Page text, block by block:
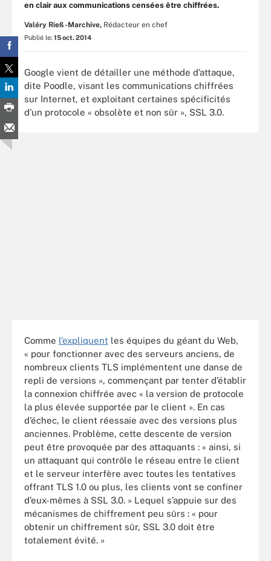
en clair aux communications censées être chiffrées.
Valéry Rieß-Marchive, Rédacteur en chef
Publié le: 15 oct. 2014
Google vient de détailler une méthode d’attaque,
dite Poodle, visant les communications chiffrées
sur Internet, et exploitant certaines spécificités
d’un protocole « obsolète et non sûr », SSL 3.0.
Comme l’expliquent les équipes du géant du Web,
« pour fonctionner avec des serveurs anciens, de
nombreux clients TLS implémentent une danse de
repli de versions », commençant par tenter d’établir
la connexion chiffrée avec « la version de protocole
la plus élevée supportée par le client ». En cas
d’échec, le client réessaie avec des versions plus
anciennes. Problème, cette descente de version
peut être provoquée par des attaquants : « ainsi, si
un attaquant qui contrôle le réseau entre le client
et le serveur interfère avec toutes les tentatives
offrant TLS 1.0 ou plus, les clients vont se confiner
d’eux-mêmes à SSL 3.0. » Lequel s’appuie sur des
mécanismes de chiffrement peu sûrs : « pour
obtenir un chiffrement sûr, SSL 3.0 doit être
totalement évité. »